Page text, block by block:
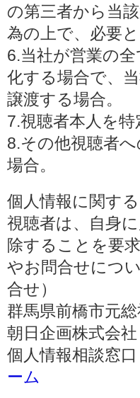
の第三者から当
為の上で、必要
6.当社が営業の
化する場合で、
譲渡する場合。
7.視聴者本人を
8.その他視聴者
場合。
個人情報に関す
視聴者は、自身
除することを要
やお問合せにつ
合せ）
群馬県前橋市元
朝日企画株式会社
個人情報相談窓
ーム